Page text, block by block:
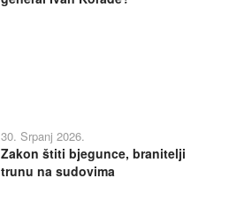
30. Srpanj 2026.
Zakon štiti bjegunce, branitelji
trunu na sudovima